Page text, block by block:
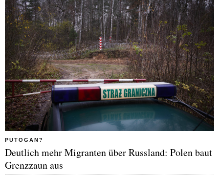
PUTOGAN?
Deutlich mehr Migranten über Russland: Polen baut
Grenzzaun aus